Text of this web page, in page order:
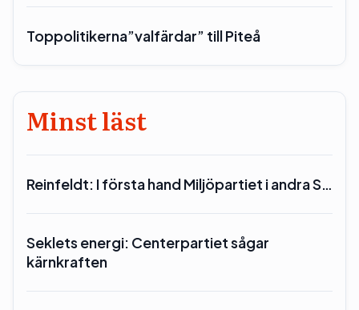
Toppolitikerna”valfärdar” till Piteå
Minst läst
Reinfeldt: I första hand Miljöpartiet i andra S…
Seklets energi: Centerpartiet sågar
kärnkraften